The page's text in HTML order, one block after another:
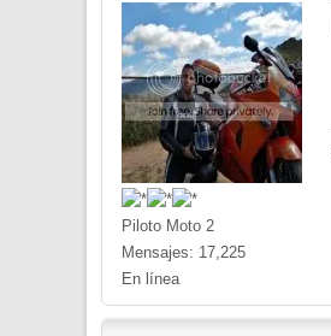
Piloto Moto 2
Mensajes: 17,225
En línea